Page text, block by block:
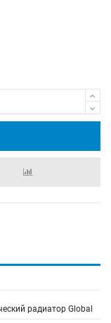
радиатор Global